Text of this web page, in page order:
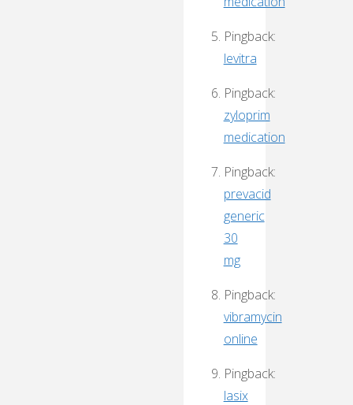
Pingback:
levitra
Pingback:
zyloprim
medication
Pingback:
prevacid
generic
30
mg
Pingback:
vibramycin
online
Pingback:
lasix